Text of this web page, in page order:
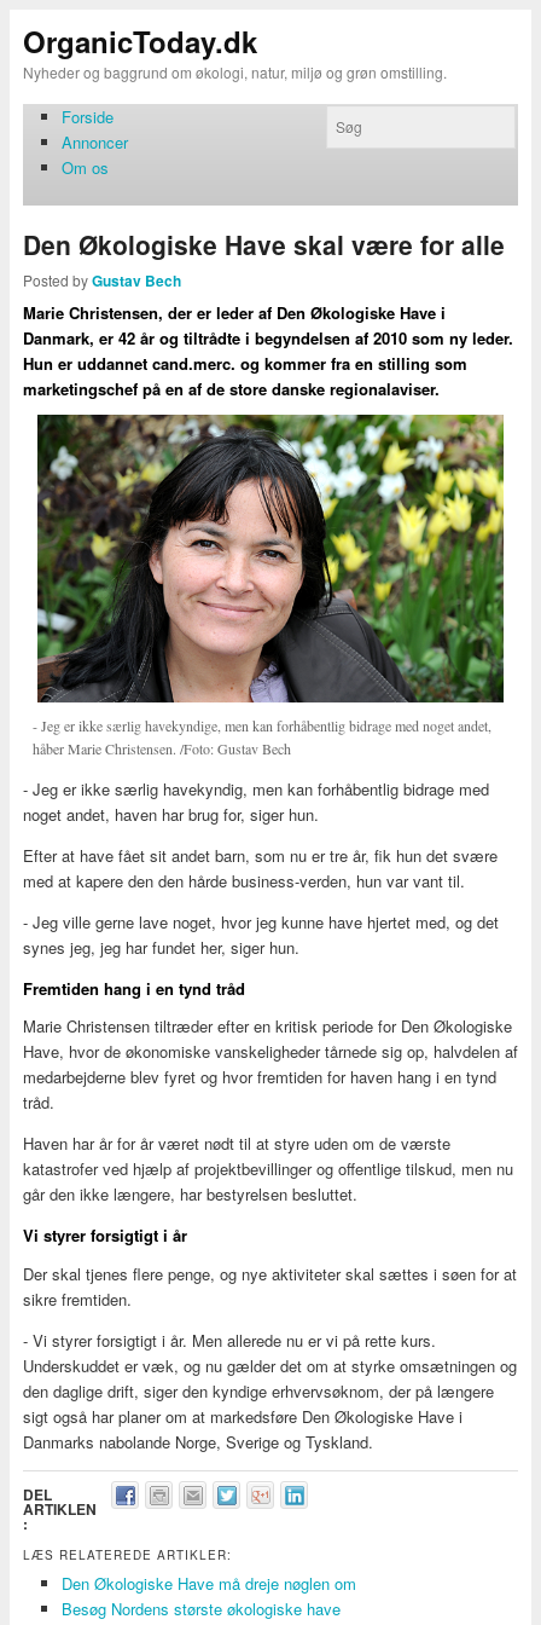
OrganicToday.dk
Nyheder og baggrund om økologi, natur, miljø og grøn omstilling.
Forside
Annoncer
Om os
Den Økologiske Have skal være for alle
Posted byGustav Bech
Marie Christensen, der er leder af Den Økologiske Have i
Danmark, er 42 år og tiltrådte i begyndelsen af 2010 som ny leder.
Hun er uddannet cand.merc. og kommer fra en stilling som
marketingschef på en af de store danske regionalaviser.
- Jeg er ikke særlig havekyndige, men kan forhåbentlig bidrage med noget andet,
håber Marie Christensen. /Foto: Gustav Bech
- Jeg er ikke særlig havekyndig, men kan forhåbentlig bidrage med
noget andet, haven har brug for, siger hun.
Efter at have fået sit andet barn, som nu er tre år, fik hun det svære
med at kapere den den hårde business-verden, hun var vant til.
- Jeg ville gerne lave noget, hvor jeg kunne have hjertet med, og det
synes jeg, jeg har fundet her, siger hun.
Fremtiden hang i en tynd tråd
Marie Christensen tiltræder efter en kritisk periode for Den Økologiske
Have, hvor de økonomiske vanskeligheder tårnede sig op, halvdelen af
medarbejderne blev fyret og hvor fremtiden for haven hang i en tynd
tråd.
Haven har år for år været nødt til at styre uden om de værste
katastrofer ved hjælp af projektbevillinger og offentlige tilskud, men nu
går den ikke længere, har bestyrelsen besluttet.
Vi styrer forsigtigt i år
Der skal tjenes flere penge, og nye aktiviteter skal sættes i søen for at
sikre fremtiden.
- Vi styrer forsigtigt i år. Men allerede nu er vi på rette kurs.
Underskuddet er væk, og nu gælder det om at styrke omsætningen og
den daglige drift, siger den kyndige erhvervsøknom, der på længere
sigt også har planer om at markedsføre Den Økologiske Have i
Danmarks nabolande Norge, Sverige og Tyskland.
DEL
ARTIKLEN
:
LÆS RELATEREDE ARTIKLER:
Den Økologiske Have må dreje nøglen om
Besøg Nordens største økologiske have